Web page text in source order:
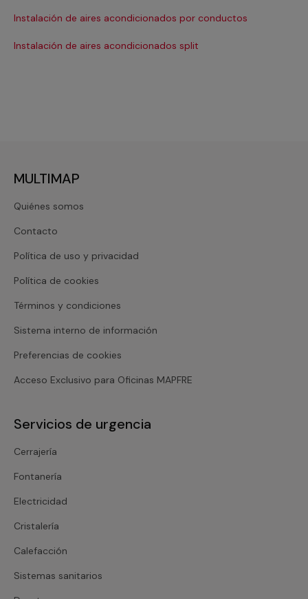
Instalación de aires acondicionados por conductos
Instalación de aires acondicionados split
MULTIMAP
Quiénes somos
Contacto
Política de uso y privacidad
Política de cookies
Términos y condiciones
Sistema interno de información
Preferencias de cookies
Acceso Exclusivo para Oficinas MAPFRE
Servicios de urgencia
Cerrajería
Fontanería
Electricidad
Cristalería
Calefacción
Sistemas sanitarios